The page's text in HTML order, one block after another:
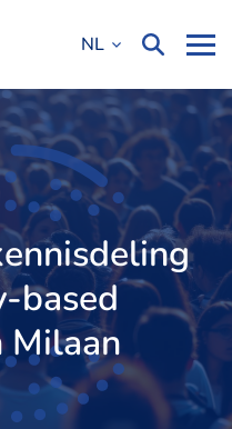
NL
based
Milaan